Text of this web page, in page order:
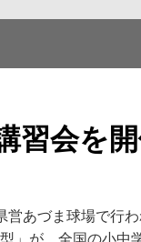
習会を
あづま球場で行
」が、全国の小中